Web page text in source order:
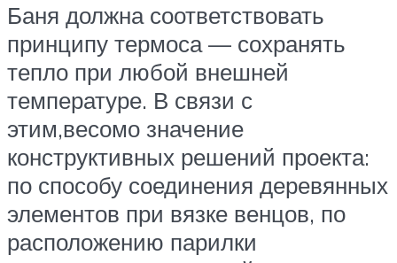
Баня должна соответствовать
принципу термоса — сохранять
тепло при любой внешней
температуре. В связи с
этим,весомо значение
конструктивных решений проекта:
по способу соединения деревянных
элементов при вязке венцов, по
расположению парилки